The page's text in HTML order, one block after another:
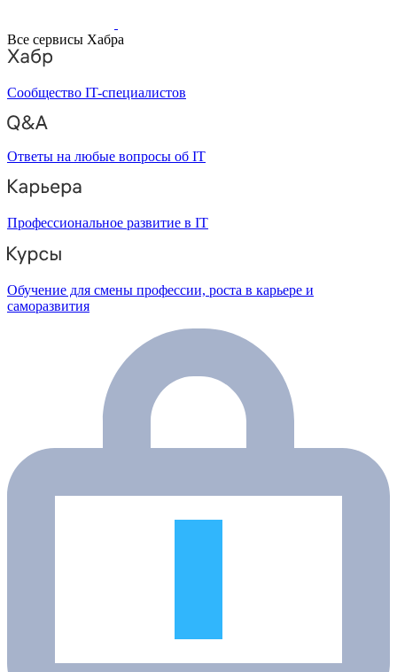
Все сервисы Хабра
Сообщество IT-специалистов
Ответы на любые вопросы об IT
Профессиональное развитие в IT
Обучение для смены профессии, роста в карьере и
саморазвития